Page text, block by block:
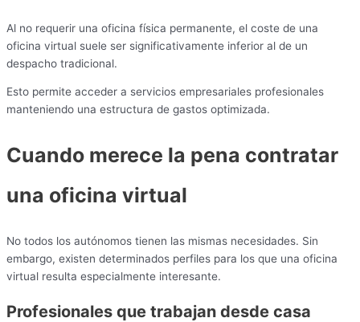
Al no requerir una oficina física permanente, el coste de una
oficina virtual suele ser significativamente inferior al de un
despacho tradicional.
Esto permite acceder a servicios empresariales profesionales
manteniendo una estructura de gastos optimizada.
Cuando merece la pena contratar
una oficina virtual
No todos los autónomos tienen las mismas necesidades. Sin
embargo, existen determinados perfiles para los que una oficina
virtual resulta especialmente interesante.
Profesionales que trabajan desde casa